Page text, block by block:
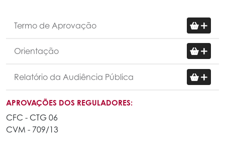
Termo de Aprovação
Orientação
Relatório da Audiência Pública
APROVAÇÕES DOS REGULADORES:
CFC - CTG 06
CVM - 709/13